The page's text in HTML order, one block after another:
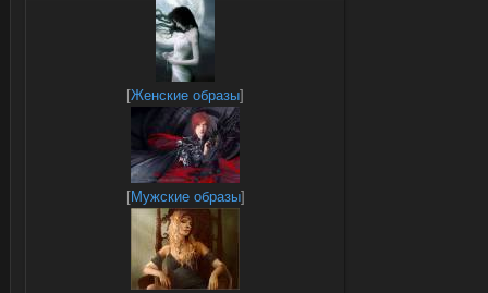
[Женские образы]
[Мужские образы]